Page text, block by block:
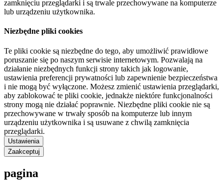
zamknięciu przeglądarki i są trwale przechowywane na komputerze
lub urządzeniu użytkownika.
Niezbędne pliki cookies
Te pliki cookie są niezbędne do tego, aby umożliwić prawidłowe
poruszanie się po naszym serwisie internetowym. Pozwalają na
działanie niezbędnych funkcji strony takich jak logowanie,
ustawienia preferencji prywatności lub zapewnienie bezpieczeństwa
i nie mogą być wyłączone. Możesz zmienić ustawienia przeglądarki,
aby zablokować te pliki cookie, jednakże niektóre funkcjonalności
strony mogą nie działać poprawnie. Niezbędne pliki cookie nie są
przechowywane w trwały sposób na komputerze lub innym
urządzeniu użytkownika i są usuwane z chwilą zamknięcia
przeglądarki.
Ustawienia
Zaakceptuj
pagina